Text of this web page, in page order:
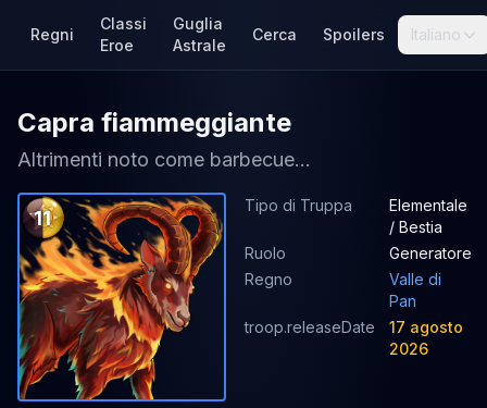
Regni
Classi
Eroe
Guglia
Astrale
Cerca Spoilers Italiano
Capra fiammeggiante
Altrimenti noto come barbecue...
11
Tipo di Truppa
Elementale
/ Bestia
Ruolo
Generatore
Regno
Valle di
Pan
troop.releaseDate
17 agosto
2026